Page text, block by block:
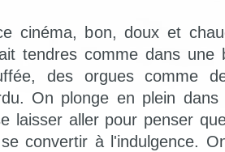
cinéma, bon, doux et
tendres comme dans une
des orgues comme
On plonge en plein
laisser aller pour penser
convertir à l'indulgence.